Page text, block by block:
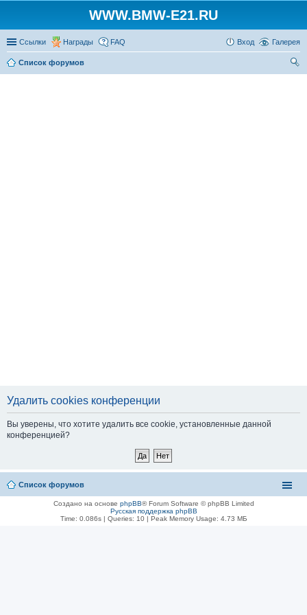
WWW.BMW-E21.RU
Ссылки Награды Галерея
FAQ Вход
Список форумов
Удалить cookies конференции
Вы уверены, что хотите удалить все cookie, установленные данной
конференцией?
Список форумов
Создано на основе phpBB® Forum Software © phpBB Limited
Русская поддержка phpBB
Time: 0.086s| Queries: 10| Peak Memory Usage: 4.73 МБ